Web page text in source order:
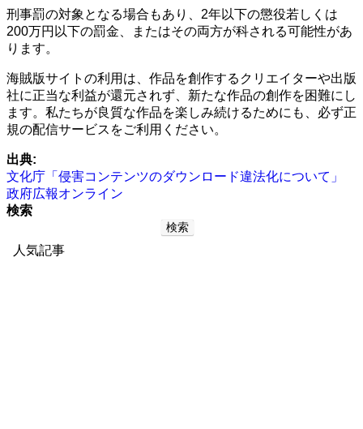
刑事罰の対象となる場合もあり、2年以下の懲役若しくは
200万円以下の罰金、またはその両方が科される可能性があ
ります。
海賊版サイトの利用は、作品を創作するクリエイターや出版
社に正当な利益が還元されず、新たな作品の創作を困難にし
ます。私たちが良質な作品を楽しみ続けるためにも、必ず正
規の配信サービスをご利用ください。
出典:
文化庁「侵害コンテンツのダウンロード違法化について」
政府広報オンライン
検索
検索
人気記事